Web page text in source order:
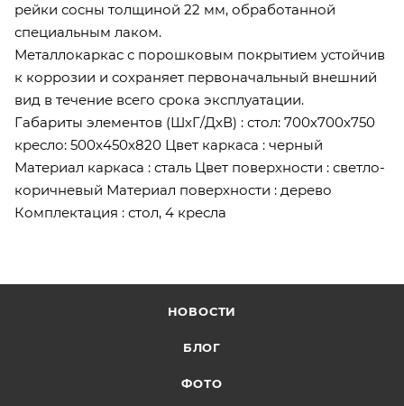
рейки сосны толщиной 22 мм, обработанной
специальным лаком.
Металлокаркас с порошковым покрытием устойчив
к коррозии и сохраняет первоначальный внешний
вид в течение всего срока эксплуатации.
Габариты элементов (ШхГ/ДхВ) : стол: 700х700х750
кресло: 500х450х820 Цвет каркаса : черный
Материал каркаса : сталь Цвет поверхности : светло-
коричневый Материал поверхности : дерево
Комплектация : стол, 4 кресла
НОВОСТИ
БЛОГ
ФОТО